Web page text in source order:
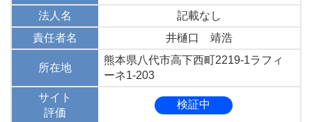
法人名
記載なし
責任者名
井樋口 靖浩
所在地
熊本県八代市高下西町2219-1ラフィ
ーネ1-203
サイト
評価
検証中